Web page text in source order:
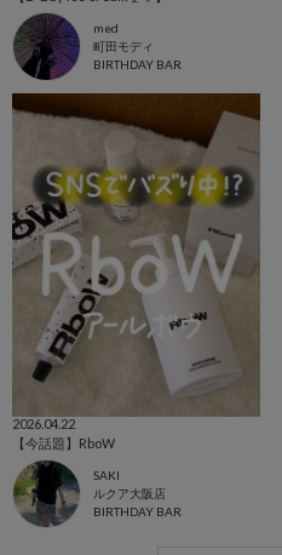
med
町田モディ
BIRTHDAY BAR
2026.04.22
【今話題】RboW
SAKI
ルクア大阪店
BIRTHDAY BAR